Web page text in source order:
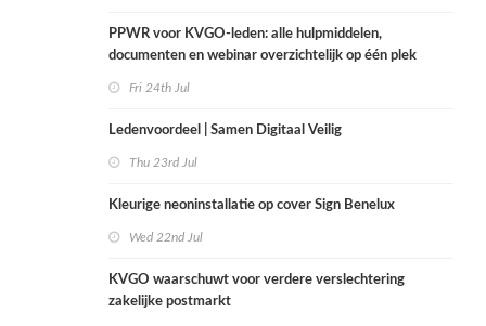
PPWR voor KVGO-leden: alle hulpmiddelen,
documenten en webinar overzichtelijk op één plek
Fri 24th Jul
Ledenvoordeel | Samen Digitaal Veilig
Thu 23rd Jul
Kleurige neoninstallatie op cover Sign Benelux
Wed 22nd Jul
KVGO waarschuwt voor verdere verslechtering
zakelijke postmarkt